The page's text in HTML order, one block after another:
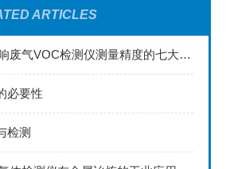
ARTICLES
采购必读：影响废气VOC检测仪测量精度的七大关键因素
必要性
检测